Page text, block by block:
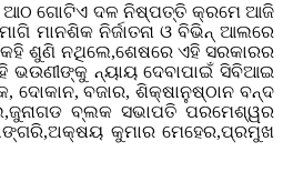
ଆଠ ଗୋଟିଏ ଦଳ ନିଷ୍ପତ୍ତି କ୍ରମେ ଆଜି
ମାନଶିକ ନିର୍ଜାତନା ଓ ବିଭିନ୍ ଆଲରେ
ଶୁଣି ନଥିଲେ,ଶେଷରେ ଏହି ସରକାରର
ନ୍ୟାୟ ଦେବାପାଇଁ ସିବିଆଇ
ଦୋକାନ, ବଜାର, ଶିକ୍ଷାନୁଷ୍ଠାନ ବନ୍ଦ
ବ୍ଲକ ସଭାପତି ପରମେଶ୍ୱର
କୁମାର ମେହେର,ପ୍ରମୁଖ